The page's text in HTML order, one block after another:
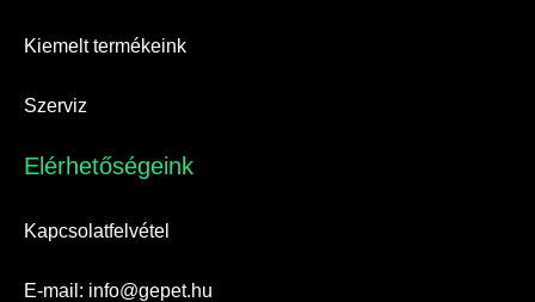
Kiemelt termékeink
Szerviz
Elérhetőségeink​
Kapcsolatfelvétel
E-mail: info@gepet.hu